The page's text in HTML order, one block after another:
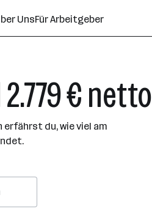
UnsFür Arbeitgeber
€ netto
du, wie viel am